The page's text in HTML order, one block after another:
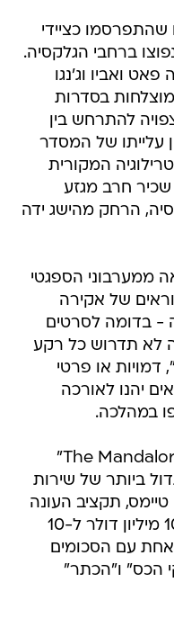
שהתפרסמו כציידי
ברחבי הגלקסיה.
ואביו וג'נגו
בסדרות
להתרחש בין
עלייתו של המסדר
המקורית
חרב מגזע
הרחק מהישג ידה
ממערבוני הספגטי
של אקירה
- בדומה לסרטים
לא תדרוש כל רקע
או פרטי
יהנו לאורכה
במהלכה.
עוד בטרם עלייתה לאוויר, "The Mandalorian"
ביותר של שירות
טיימס, תקציב העונה
הראשונה יעמוד על יותר מ-100 מיליון דולר ל-10
עם הסכומים
הכס" ו"הכתר"